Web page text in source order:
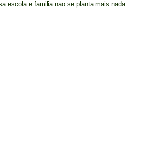
escola e familia nao se planta mais nada.